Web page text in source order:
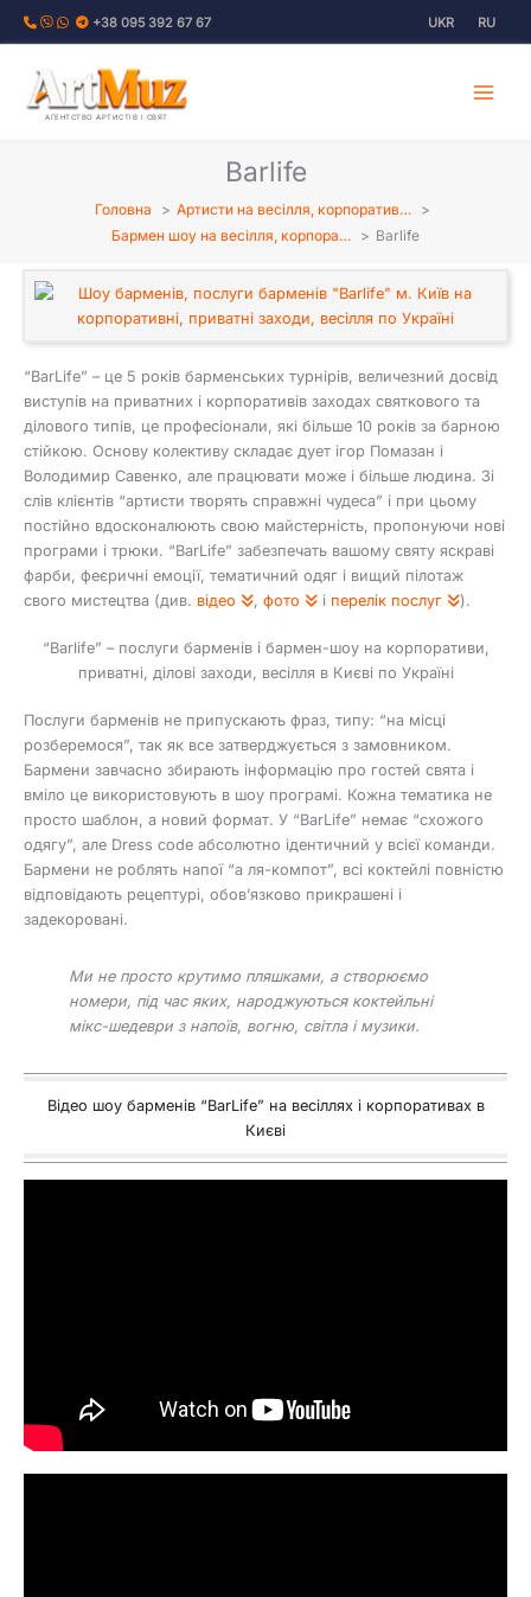
Перейти
+38 095 392 67 67 UKR RU
АГЕНТСТВО АРТИСТІВ І СВЯТ
Barlife
Головна
Артисти на весілля, корпоратив…
Бармен шоу на весілля, корпора…
Barlife
“BarLife” – це 5 років барменських турнірів, величезний досвід
виступів на приватних і корпоративів заходах святкового та
ділового типів, це професіонали, які більше 10 років за барною
стійкою. Основу колективу складає дует ігор Помазан і
Володимир Савенко, але працювати може і більше людина. Зі
слів клієнтів “артисти творять справжні чудеса” і при цьому
постійно вдосконалюють свою майстерність, пропонуючи нові
програми і трюки. “BarLife” забезпечать вашому святу яскраві
фарби, феєричні емоції, тематичний одяг і вищий пілотаж
свого мистецтва (див. відео , фото і перелік послуг ).
“Barlife” – послуги барменів і бармен-шоу на корпоративи,
приватні, ділові заходи, весілля в Києві по Україні
Послуги барменів не припускають фраз, типу: “на місці
розберемося”, так як все затверджується з замовником.
Бармени завчасно збирають інформацію про гостей свята і
вміло це використовують в шоу програмі. Кожна тематика не
просто шаблон, а новий формат. У “BarLife” немає “схожого
одягу”, але Dress code абсолютно ідентичний у всієї команди.
Бармени не роблять напої “а ля-компот”, всі коктейлі повністю
відповідають рецептурі, обов’язково прикрашені і
задекоровані.
Ми не просто крутимо пляшками, а створюємо
номери, під час яких, народжуються коктейльні
мікс-шедеври з напоїв, вогню, світла і музики.
Відео шоу барменів “BarLife” на весіллях і корпоративах в
Києві